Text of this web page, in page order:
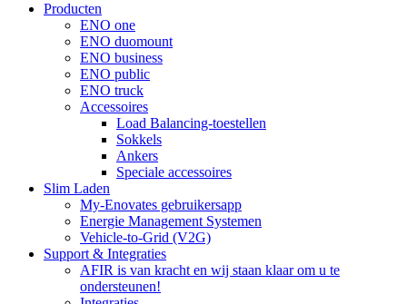
Producten
ENO one
ENO duomount
ENO business
ENO public
ENO truck
Accessoires
Load Balancing-toestellen
Sokkels
Ankers
Speciale accessoires
Slim Laden
My-Enovates gebruikersapp
Energie Management Systemen
Vehicle-to-Grid (V2G)
Support & Integraties
AFIR is van kracht en wij staan klaar om u te
ondersteunen!